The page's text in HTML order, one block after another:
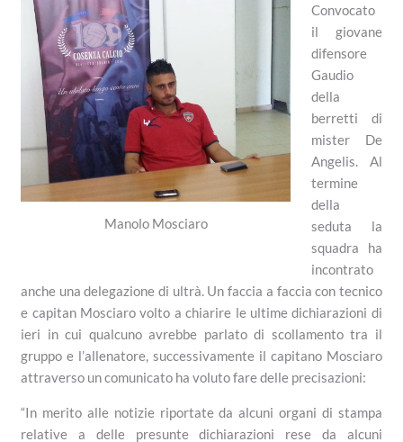
Manolo Mosciaro
Convocato
il giovane
difensore
Gaudio
della
berretti di
mister De
Angelis. Al
termine
della
seduta la
squadra ha
incontrato
anche una delegazione di ultrà. Un faccia a faccia con tecnico
e capitan Mosciaro volto a chiarire le ultime dichiarazioni di
ieri in cui qualcuno avrebbe parlato di scollamento tra il
gruppo e l’allenatore, successivamente il capitano Mosciaro
attraverso un comunicato ha voluto fare delle precisazioni:
“In merito alle notizie riportate da alcuni organi di stampa
relative a delle presunte dichiarazioni rese da alcuni